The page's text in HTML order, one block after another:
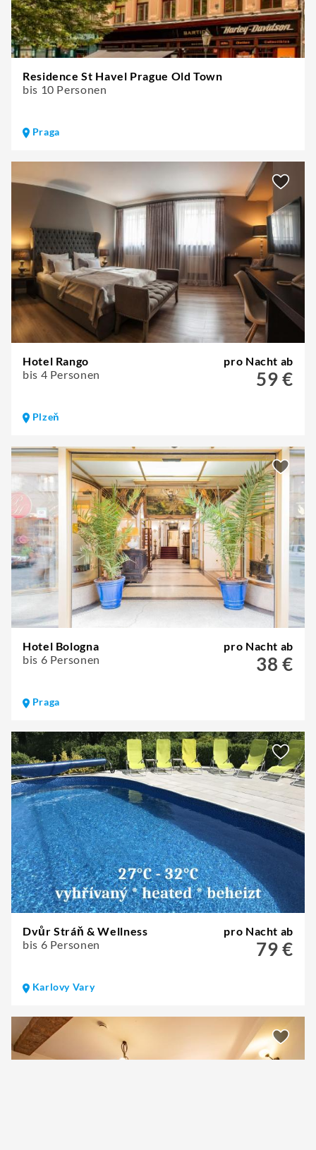
Residence St Havel Prague Old Town
bis 10 Personen
Praga
Hotel Rango
bis 4 Personen
pro Nacht ab
59 €
Plzeň
Hotel Bologna
bis 6 Personen
pro Nacht ab
38 €
Praga
Dvůr Stráň & Wellness
bis 6 Personen
pro Nacht ab
79 €
Karlovy Vary